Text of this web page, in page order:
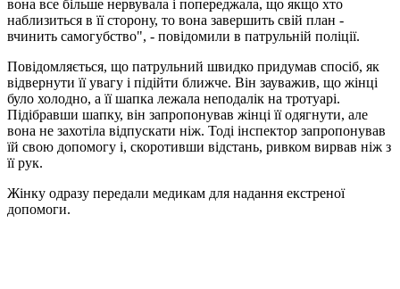
вона все більше нервувала і попереджала, що якщо хто
наблизиться в її сторону, то вона завершить свій план -
вчинить самогубство", - повідомили в патрульній поліції.
Повідомляється, що патрульний швидко придумав спосіб, як
відвернути її увагу і підійти ближче. Він зауважив, що жінці
було холодно, а її шапка лежала неподалік на тротуарі.
Підібравши шапку, він запропонував жінці її одягнути, але
вона не захотіла відпускати ніж. Тоді інспектор запропонував
їй свою допомогу і, скоротивши відстань, ривком вирвав ніж з
її рук.
Жінку одразу передали медикам для надання екстреної
допомоги.